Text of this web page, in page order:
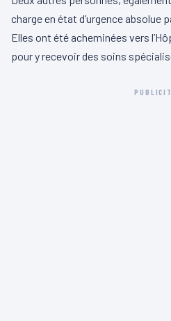
charge en état d’urgence absolue
Elles ont été acheminées vers
pour y recevoir des soins